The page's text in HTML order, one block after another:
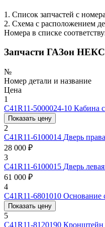
1. Список запчастей с
2. Схема с расположением
Номера в списке
Запчасти ГАЗон
№
Номер детали и название
Цена
1
С41R11-5000024-10 Кабина
Показать цену
2
С41R11-6100014 Дверь
28 000 ₽
3
С41R11-6100015 Дверь
61 000 ₽
4
С41R11-6801010 Основание
Показать цену
5
С41R11-8120190 Кронштейн